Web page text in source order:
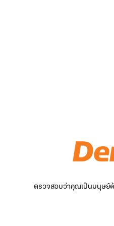
ตรวจสอบว่าคุณเป็นมนุษย์ด้